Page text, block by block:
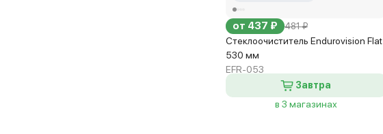
от 437 ₽ 481 ₽
Стеклоочиститель Endurovision Flat
530 мм
EFR-053
Завтра
в 3 магазинах